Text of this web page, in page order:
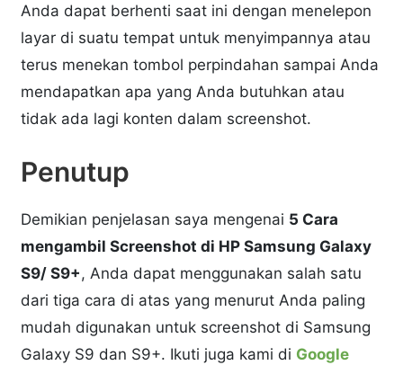
Anda dapat berhenti saat ini dengan menelepon
layar di suatu tempat untuk menyimpannya atau
terus menekan tombol perpindahan sampai Anda
mendapatkan apa yang Anda butuhkan atau
tidak ada lagi konten dalam screenshot.
Penutup
Demikian penjelasan saya mengenai 5 Cara
mengambil Screenshot di HP Samsung Galaxy
S9/ S9+, Anda dapat menggunakan salah satu
dari tiga cara di atas yang menurut Anda paling
mudah digunakan untuk screenshot di Samsung
Galaxy S9 dan S9+. Ikuti juga kami di Google